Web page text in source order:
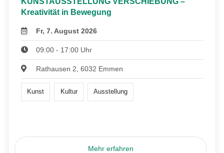
Kreativität in Bewegung
Fr, 7. August 2026
09:00 - 17:00 Uhr
Rathausen 2, 6032 Emmen
Kunst Kultur Ausstellung
Mehr erfahren